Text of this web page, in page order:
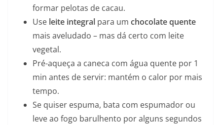
formar pelotas de cacau.
Use leite integral para um chocolate quente
mais aveludado – mas dá certo com leite
vegetal.
Pré-aqueça a caneca com água quente por 1
min antes de servir: mantém o calor por mais
tempo.
Se quiser espuma, bata com espumador ou
leve ao fogo barulhento por alguns segundos